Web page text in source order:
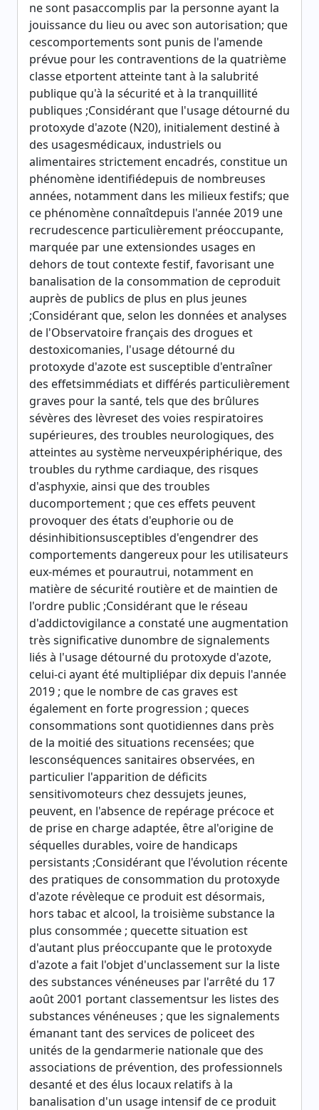
ne sont pasaccomplis par la personne ayant la
jouissance du lieu ou avec son autorisation; que
cescomportements sont punis de l'amende
prévue pour les contraventions de la quatrième
classe etportent atteinte tant à la salubrité
publique qu'à la sécurité et à la tranquillité
publiques ;Considérant que l'usage détourné du
protoxyde d'azote (N20), initialement destiné à
des usagesmédicaux, industriels ou
alimentaires strictement encadrés, constitue un
phénomène identifiédepuis de nombreuses
années, notamment dans les milieux festifs; que
ce phénomène connaîtdepuis l'année 2019 une
recrudescence particulièrement préoccupante,
marquée par une extensiondes usages en
dehors de tout contexte festif, favorisant une
banalisation de la consommation de ceproduit
auprès de publics de plus en plus jeunes
;Considérant que, selon les données et analyses
de l'Observatoire français des drogues et
destoxicomanies, l'usage détourné du
protoxyde d'azote est susceptible d'entraîner
des effetsimmédiats et différés particulièrement
graves pour la santé, tels que des brûlures
sévères des lèvreset des voies respiratoires
supérieures, des troubles neurologiques, des
atteintes au système nerveuxpériphérique, des
troubles du rythme cardiaque, des risques
d'asphyxie, ainsi que des troubles
ducomportement ; que ces effets peuvent
provoquer des états d'euphorie ou de
désinhibitionsusceptibles d'engendrer des
comportements dangereux pour les utilisateurs
eux-mémes et pourautrui, notamment en
matière de sécurité routière et de maintien de
l'ordre public ;Considérant que le réseau
d'addictovigilance a constaté une augmentation
très significative dunombre de signalements
liés à l'usage détourné du protoxyde d'azote,
celui-ci ayant été multipliépar dix depuis l'année
2019 ; que le nombre de cas graves est
également en forte progression ; queces
consommations sont quotidiennes dans près
de la moitié des situations recensées; que
lesconséquences sanitaires observées, en
particulier l'apparition de déficits
sensitivomoteurs chez dessujets jeunes,
peuvent, en l'absence de repérage précoce et
de prise en charge adaptée, être al'origine de
séquelles durables, voire de handicaps
persistants ;Considérant que l'évolution récente
des pratiques de consommation du protoxyde
d'azote révèleque ce produit est désormais,
hors tabac et alcool, la troisième substance la
plus consommée ; quecette situation est
d'autant plus préoccupante que le protoxyde
d'azote a fait l'objet d'unclassement sur la liste
des substances vénéneuses par l'arrêté du 17
août 2001 portant classementsur les listes des
substances vénéneuses ; que les signalements
émanant tant des services de policeet des
unités de la gendarmerie nationale que des
associations de prévention, des professionnels
desanté et des élus locaux relatifs à la
banalisation d'un usage intensif de ce produit